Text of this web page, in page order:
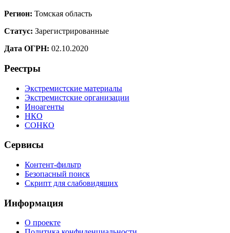
Регион: Томская область
Статус: Зарегистрированные
Дата ОГРН: 02.10.2020
Реестры
Экстремистские материалы
Экстремистские организации
Иноагенты
НКО
СОНКО
Сервисы
Контент-фильтр
Безопасный поиск
Скрипт для слабовидящих
Информация
О проекте